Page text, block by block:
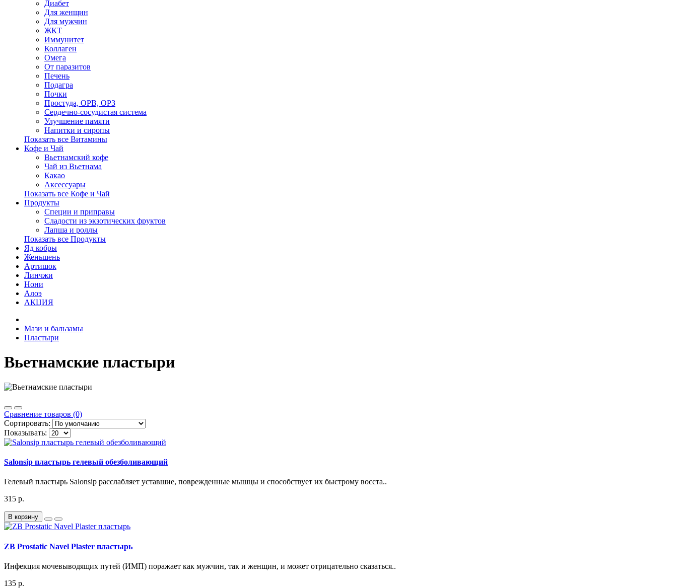
Диабет
Для женщин
Для мужчин
ЖКТ
Иммунитет
Коллаген
Омега
От паразитов
Печень
Подагра
Почки
Простуда, ОРВ, ОРЗ
Сердечно-сосудистая система
Улучшение памяти
Напитки и сиропы
Показать все Витамины
Кофе и Чай
Вьетнамский кофе
Чай из Вьетнама
Какао
Аксессуары
Показать все Кофе и Чай
Продукты
Cпеции и приправы
Сладости из экзотических фруктов
Лапша и роллы
Показать все Продукты
Яд кобры
Женьшень
Артишок
Линчжи
Нони
Алоэ
АКЦИЯ
Мази и бальзамы
Пластыри
Вьетнамские пластыри
Сравнение товаров (0)
Сортировать:
Показывать:
Salonsip пластырь гелевый обезболивающий
Гелевый пластырь Salonsip расслабляет уставшие, поврежденные мышцы и способствует их быстрому восста..
315 р.
В корзину
ZB Prostatic Navel Plaster пластырь
Инфекция мочевыводящих путей (ИМП) поражает как мужчин, так и женщин, и может отрицательно сказаться..
135 р.